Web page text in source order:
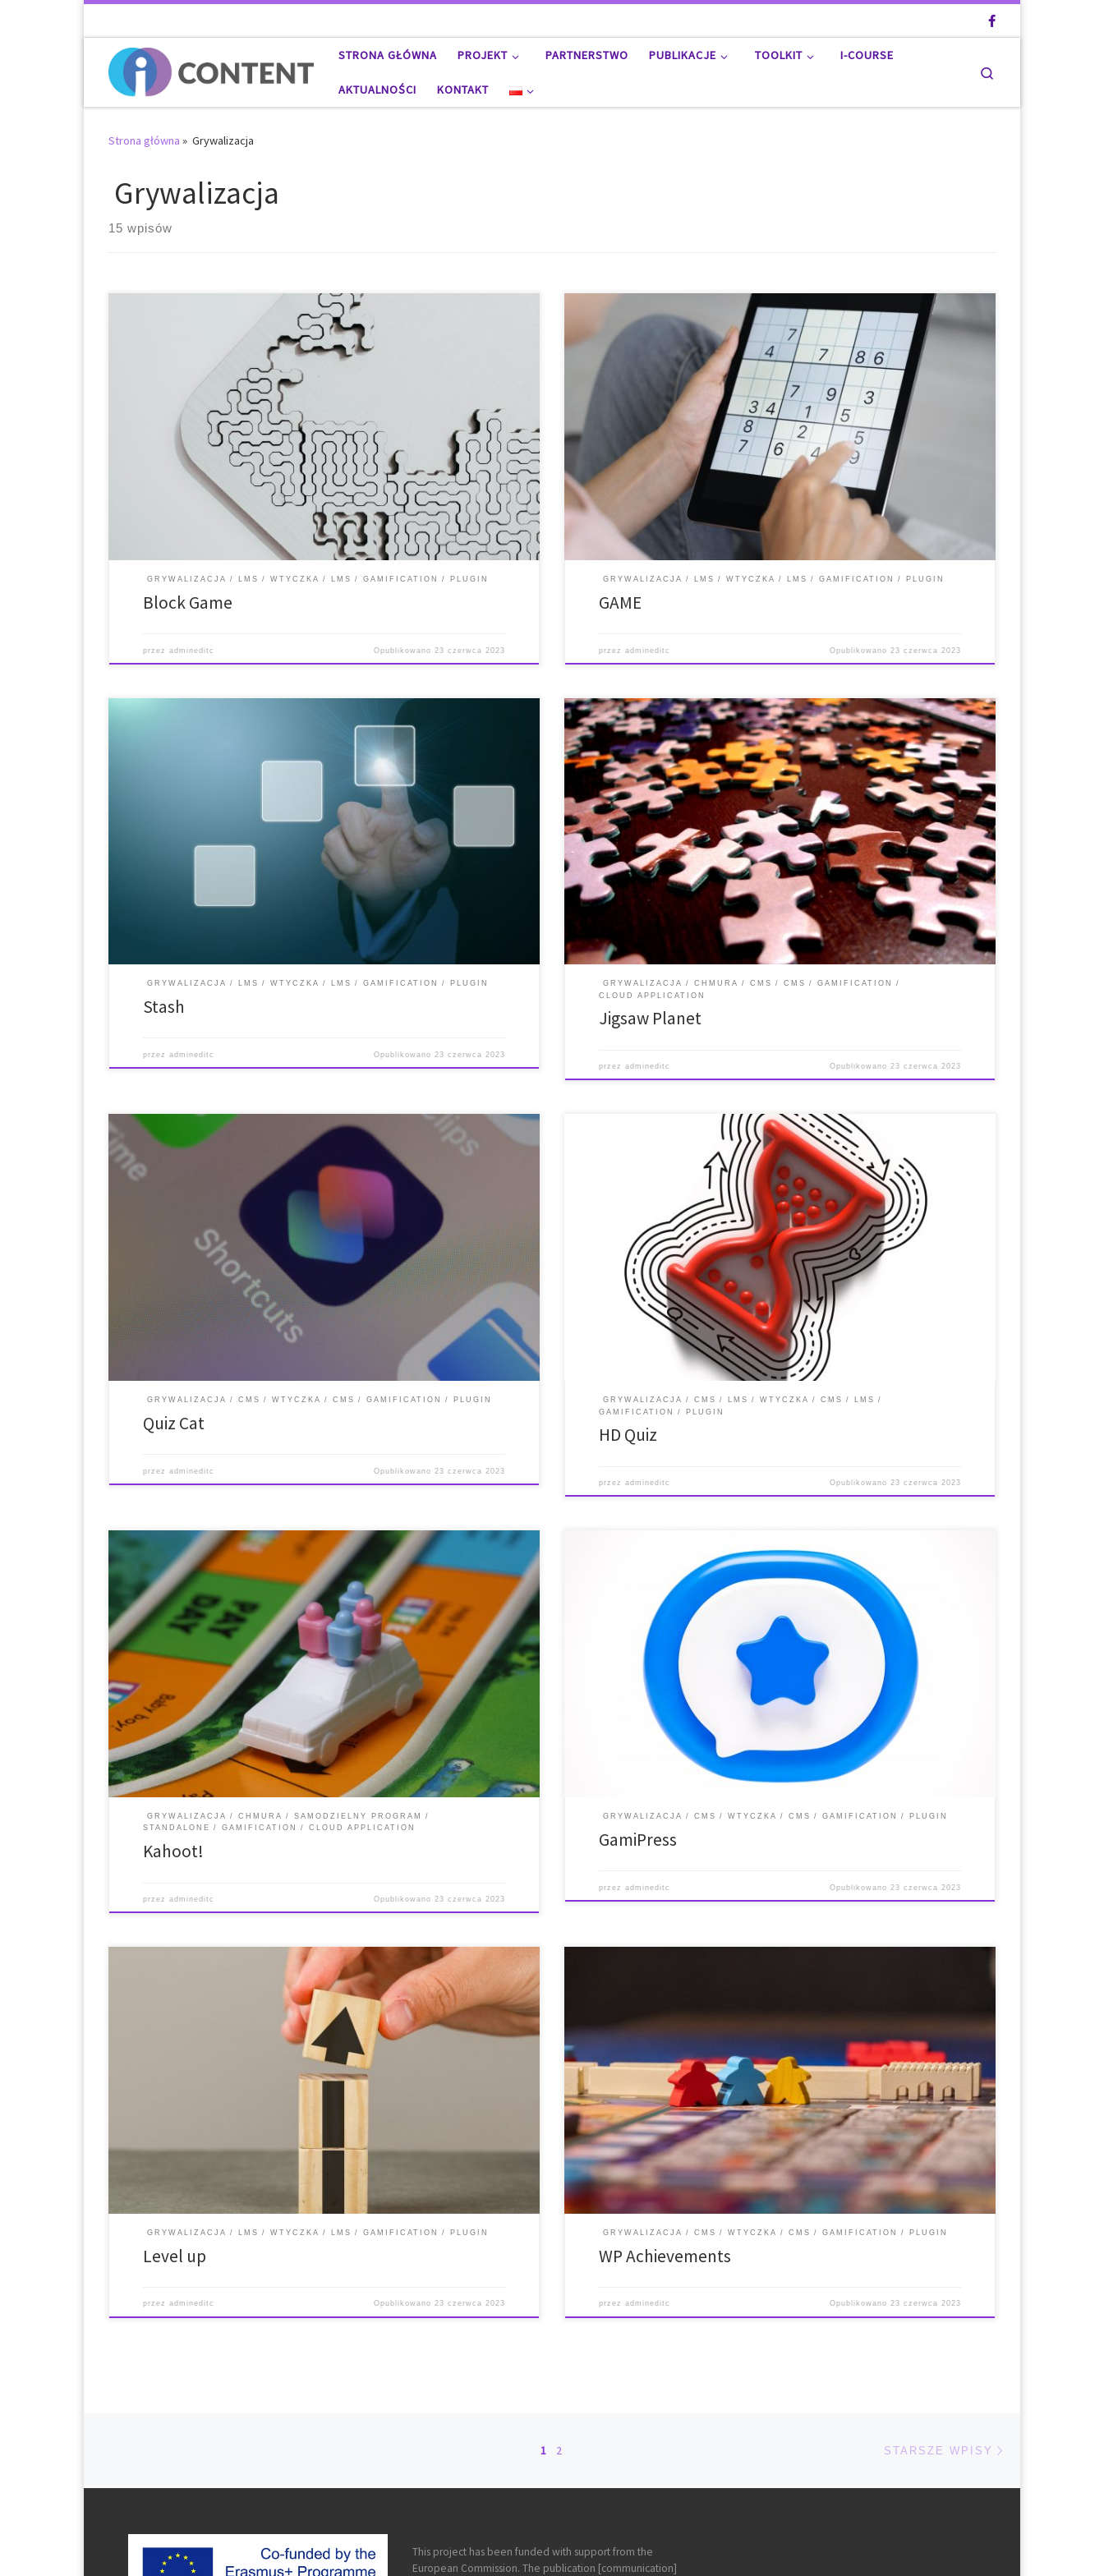
STRONA GŁÓWNA PROJEKT PARTNERSTWO PUBLIKACJE TOOLKIT I-COURSE
AKTUALNOŚCI KONTAKT
Strona główna » Grywalizacja
Grywalizacja
15 wpisów
* Krótki opis * Funkcje * Wytyczne dotyczące instalacji i obsługi * Oficjalna strona
internetowa i link do pobrania * Wygenerowane treści i kompatybilność z
platformami LMS i CMS * Krótki opis: The goal of the Block Game plugin is to apply
gamification techniques to the Moodle platform in a […]
GRYWALIZACJA LMS WTYCZKA LMS GAMIFICATION PLUGIN
Block Game
przez admineditc Opublikowano 23 czerwca 2023
* Krótki opis * Funkcje * Wytyczne dotyczące instalacji i obsługi * Oficjalna strona
internetowa i link do pobrania * Wygenerowane treści i kompatybilność z
platformami LMS i CMS * Krótki opis: GAME to wtyczka Moodle, która pozyskuje dane
wejściowe z quizu, słownika lub pytań i automatycznie przekształca je w […]
GRYWALIZACJA LMS WTYCZKA LMS GAMIFICATION PLUGIN
GAME
przez admineditc Opublikowano 23 czerwca 2023
* Krótki opis * Funkcje * Wytyczne dotyczące instalacji i obsługi * Oficjalna strona
internetowa i link do pobrania * Wygenerowane treści i kompatybilność z
platformami LMS i CMS * Krótki opis: Jest to wtyczka, za pośrednictwem której
tworzony jest element, w którym są wyświetlane „skarby”, które uczniowie zdobyli w
GRYWALIZACJA LMS WTYCZKA LMS GAMIFICATION PLUGIN
Stash
przez admineditc Opublikowano 23 czerwca 2023
* Krótki opis * Funkcje * Wytyczne dotyczące instalacji i obsługi * Oficjalna strona
internetowa i link do pobrania * Wygenerowane treści i kompatybilność z
platformami LMS i CMS * Krótki opis: Jigsaw Planet to strona internetowa zawierająca
darmowe cyfrowe puzzle, które można układać za pomocą dowolnego urządzenia
z przeglądarką […]
GRYWALIZACJA CHMURA CMS CMS
GAMIFICATION
CLOUD APPLICATION
Jigsaw Planet
przez admineditc Opublikowano23 czerwca 2023
* Krótki opis * Funkcje * Wytyczne dotyczące instalacji i obsługi * Oficjalna strona
internetowa i link do pobrania * Wygenerowane treści i kompatybilność z
platformami LMS i CMS * Krótki opis: Quiz Cat to najprostszy sposób na tworzenie
prostych i wciągających quizów stron zaprojektowanych przy użyciu WordPress.
Przygotowanie testu […]
GRYWALIZACJA CMS WTYCZKA CMS GAMIFICATION PLUGIN
Quiz Cat
przez admineditc Opublikowano 23 czerwca 2023
* Krótki opis * Funkcje * Wytyczne dotyczące instalacji i obsługi * Oficjalna strona
internetowa i link do pobrania * Wygenerowane treści i kompatybilność z
platformami LMS i CMS * Krótki opis: HD Quiz to bardzo łatwa w użyciu wtyczka do
tworzenia quizów i publikowania ich na dowolnej stronie. HD […]
GRYWALIZACJA CMS LMS WTYCZKA CMS
LMS
GAMIFICATION
PLUGIN
HD Quiz
przez admineditc Opublikowano23 czerwca 2023
* Krótki opis * Funkcje * Wytyczne dotyczące instalacji i obsługi * Oficjalna strona
internetowa i link do pobrania * Wygenerowane treści i kompatybilność z
platformami LMS i CMS * Krótki opis: Kahoot! is a game-based learning platform that
makes it easy to create, share, and play learning games or […]
GRYWALIZACJA CHMURA
SAMODZIELNY PROGRAM
STANDALONE
GAMIFICATION CLOUD APPLICATION
Kahoot!
przez admineditc Opublikowano23 czerwca 2023
* Krótki opis * Funkcje * Wytyczne dotyczące instalacji i obsługi * Oficjalna strona
internetowa i link do pobrania * Wygenerowane treści i kompatybilność z
platformami LMS i CMS * Krótki opis: GamiPress to darmowa wtyczka WordPress do
dodawania elementów grywalizacji. Umożliwia dodawanie do stron internetowych
funkcji typowych dla gier, […]
GRYWALIZACJA CMS WTYCZKA CMS GAMIFICATION PLUGIN
GamiPress
przez admineditc Opublikowano 23 czerwca 2023
* Krótki opis * Funkcje * Wytyczne dotyczące instalacji i obsługi * Oficjalna strona
internetowa i link do pobrania * Wygenerowane treści i kompatybilność z
GRYWALIZACJA LMS WTYCZKA LMS GAMIFICATION PLUGIN
Level up
przez admineditc Opublikowano23 czerwca 2023
* Krótki opis * Funkcje * Oficjalna strona internetowa i link do pobrania * Oficjalna
strona internetowa i link do pobrania * Wygenerowane treści i kompatybilność z
platformami LMS i CMS * Krótki opis: WPAchievements to wtyczka WordPress, która
umożliwia poprawę doświadczeń użytkowników i zwiększenie interaktywności
treści, a także ułatwia […]
GRYWALIZACJA CMS WTYCZKA CMS GAMIFICATION PLUGIN
WP Achievements
przez admineditc Opublikowano23 czerwca 2023
1 2 STARSZE WPISY
This project has been funded with support from the
European Commission. The publication [communication]